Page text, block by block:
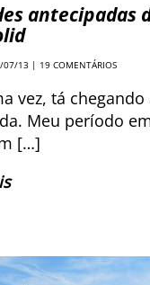
antecipadas
13 | 19 COMENTÁRIOS
vez, tá chegando
Meu período
[…]